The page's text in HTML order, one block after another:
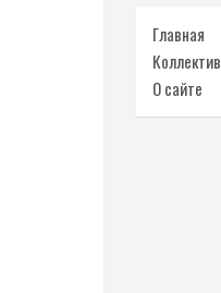
Главная
Коллектив
О сайте